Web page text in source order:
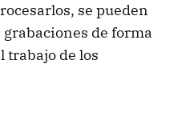
se pueden
de forma
trabajo de los